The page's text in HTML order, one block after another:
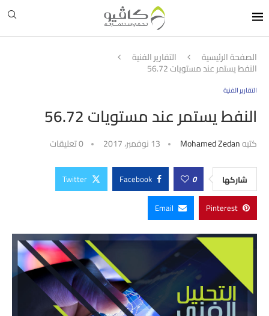
الصفحة الرئيسية التقارير الفنية
النفط يستمر عند مستويات 56.72
التقارير الفنية
النفط يستمر عند مستويات 56.72
كتبهMohamed Zedan 13 نوفمبر، 2017 0 تعليقات
شاركها 0
Facebook
Twitter
Pinterest
Email